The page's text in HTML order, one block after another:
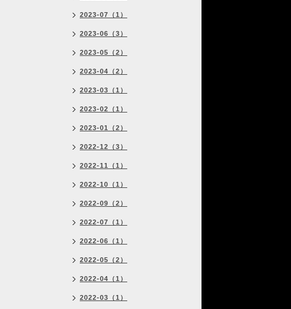
2023-07（1）
2023-06（3）
2023-05（2）
2023-04（2）
2023-03（1）
2023-02（1）
2023-01（2）
2022-12（3）
2022-11（1）
2022-10（1）
2022-09（2）
2022-07（1）
2022-06（1）
2022-05（2）
2022-04（1）
2022-03（1）